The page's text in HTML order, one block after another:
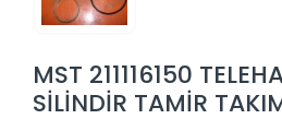
MST 211116150
SİLİNDİR TAMİR